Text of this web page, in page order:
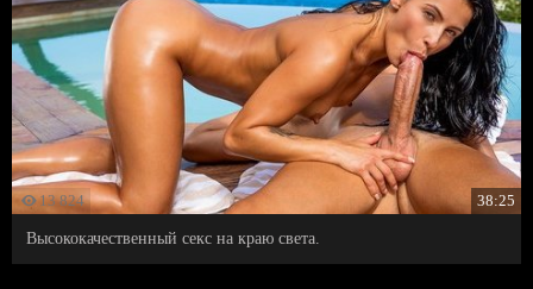
13 824 38:25
Высококачественный секс на краю света.